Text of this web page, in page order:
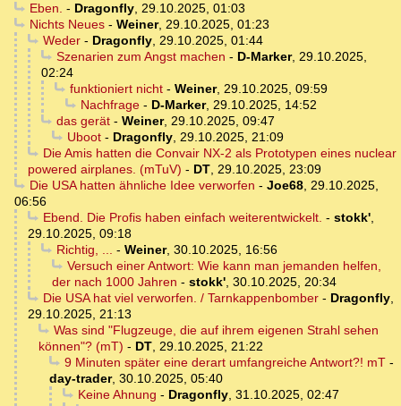
Eben. - Dragonfly, 29.10.2025, 01:03
Nichts Neues- Weiner, 29.10.2025, 01:23
Weder- Dragonfly, 29.10.2025, 01:44
Szenarien zum Angst machen - D-Marker, 29.10.2025,
02:24
funktioniert nicht- Weiner, 29.10.2025, 09:59
Nachfrage- D-Marker, 29.10.2025, 14:52
das gerät- Weiner, 29.10.2025, 09:47
Uboot- Dragonfly, 29.10.2025, 21:09
Die Amis hatten die Convair NX-2 als Prototypen eines nuclear
powered airplanes. (mTuV) - DT, 29.10.2025, 23:09
Die USA hatten ähnliche Idee verworfen - Joe68, 29.10.2025,
06:56
Ebend. Die Profis haben einfach weiterentwickelt. - stokk',
29.10.2025, 09:18
Richtig, ... - Weiner, 30.10.2025, 16:56
Versuch einer Antwort: Wie kann man jemanden helfen,
der nach 1000 Jahren - stokk', 30.10.2025, 20:34
Die USA hat viel verworfen. / Tarnkappenbomber- Dragonfly,
29.10.2025, 21:13
Was sind "Flugzeuge, die auf ihrem eigenen Strahl sehen
können"? (mT) - DT, 29.10.2025, 21:22
9 Minuten später eine derart umfangreiche Antwort?! mT-
day-trader, 30.10.2025, 05:40
Keine Ahnung - Dragonfly, 31.10.2025, 02:47